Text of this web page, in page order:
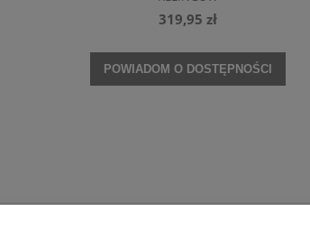
319,95 zł
POWIADOM O DOSTĘPNOŚCI